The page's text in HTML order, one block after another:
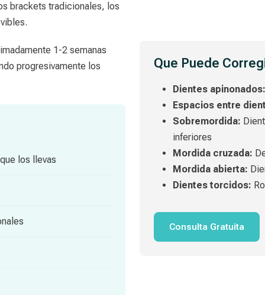
brackets tradicionales, los
1-2 semanas
progresivamente los
los llevas
Que Puede
Dientes apinonados:
Espacios entre
Sobremordida:
inferiores
Mordida cruzada:
Mordida abierta:
Dientes torcidos:
Consulta Gratuita